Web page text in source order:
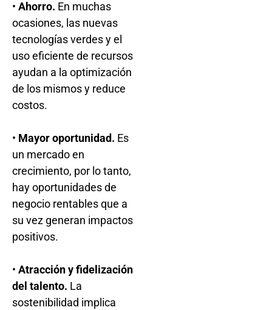
• Ahorro. En muchas
ocasiones, las nuevas
tecnologías verdes y el
uso eficiente de recursos
ayudan a la optimización
de los mismos y reduce
costos.
• Mayor oportunidad. Es
un mercado en
crecimiento, por lo tanto,
hay oportunidades de
negocio rentables que a
su vez generan impactos
positivos.
• Atracción y fidelización
del talento. La
sostenibilidad implica